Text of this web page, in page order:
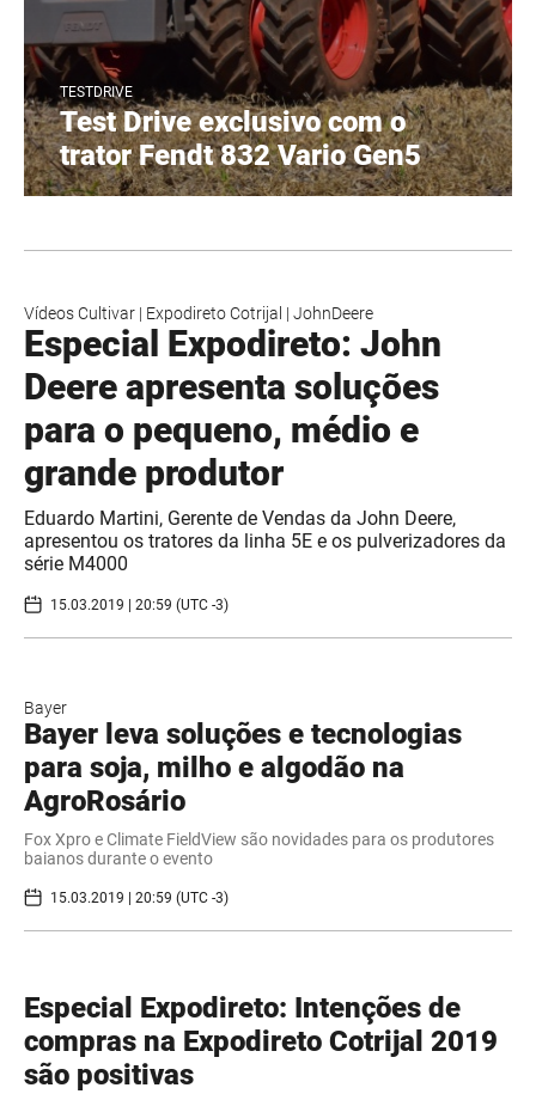
TESTDRIVE
Test Drive exclusivo com o
trator Fendt 832 Vario Gen5
Vídeos Cultivar | Expodireto Cotrijal | JohnDeere
Especial Expodireto: John
Deere apresenta soluções
para o pequeno, médio e
grande produtor
Eduardo Martini, Gerente de Vendas da John Deere,
apresentou os tratores da linha 5E e os pulverizadores da
série M4000
15.03.2019 | 20:59 (UTC -3)
Bayer
Bayer leva soluções e tecnologias
para soja, milho e algodão na
AgroRosário
Fox Xpro e Climate FieldView são novidades para os produtores
baianos durante o evento
15.03.2019 | 20:59 (UTC -3)
Especial Expodireto: Intenções de
compras na Expodireto Cotrijal 2019
são positivas